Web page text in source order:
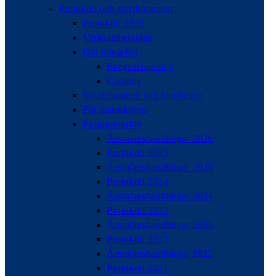
Protokoll och styrdokument
Protokoll 2026
Verksamhetsplan
Din integritet
Integritetspolicy
Cookies
Styrdokument och blanketter
För instruktörer
Protokollarkiv
Årsmöteshandlingar 2026
Protokoll 2025
Årsmöteshandlingar 2025
Protokoll 2024
Årsmöteshandlingar 2024
Protokoll 2023
Årsmöteshandlingar 2023
Protokoll 2022
Årsmöteshandlingar 2022
Protokoll 2021